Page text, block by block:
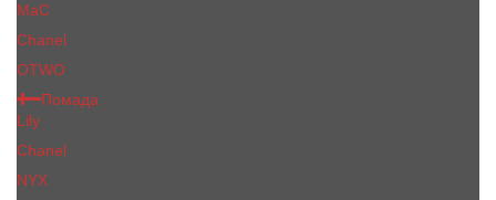
MaC
Сhanеl
OTWO
Помада
Lily
Chanel
NYX